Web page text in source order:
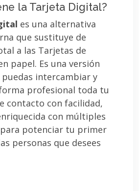
la Tarjeta Digital?
es una alternativa
que sustituye de
a las Tarjetas de
papel. Es una versión
intercambiar y
profesional toda tu
contacto con facilidad,
con múltiples
potenciar tu primer
personas que desees